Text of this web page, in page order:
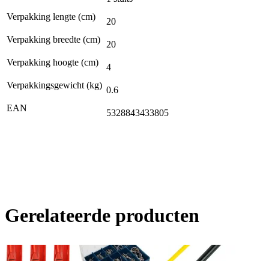
Verpakking lengte (cm)
20
Verpakking breedte (cm)
20
Verpakking hoogte (cm)
4
Verpakkingsgewicht (kg) 0.6
EAN
5328843433805
Gerelateerde producten